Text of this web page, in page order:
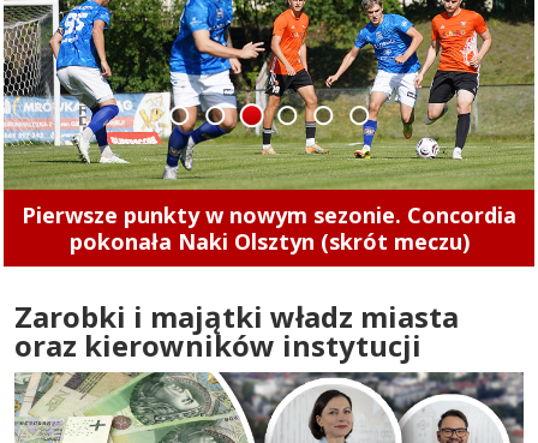
Pierwsze punkty w nowym sezonie. Concordia
pokonała Naki Olsztyn (skrót meczu)
1 2 3 4 5 6
Zarobki i majątki władz miasta
oraz kierowników instytucji